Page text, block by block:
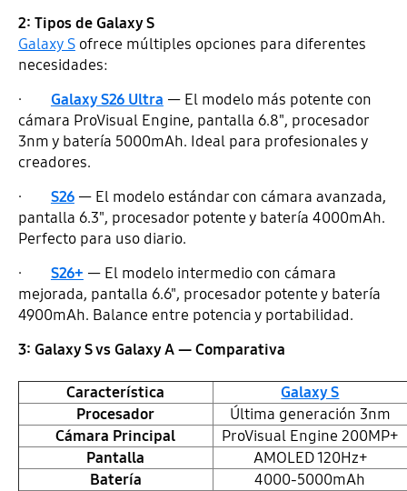
2: Tipos de Galaxy S
Galaxy Sofrece múltiples opciones para diferentes
necesidades:
· Galaxy S26 Ultra — El modelo más potente con
cámara ProVisual Engine, pantalla 6.8", procesador
3nm y batería 5000mAh. Ideal para profesionales y
creadores.
· S26— El modelo estándar con cámara avanzada,
pantalla 6.3", procesador potente y batería 4000mAh.
Perfecto para uso diario.
· S26+ — El modelo intermedio con cámara
mejorada, pantalla 6.6", procesador potente y batería
4900mAh. Balance entre potencia y portabilidad.
3: Galaxy S vs Galaxy A — Comparativa
Característica
Galaxy S
Procesador
Última generación 3nm
Cámara Principal
ProVisual Engine 200MP+
Pantalla
AMOLED 120Hz+
Batería
4000-5000mAh